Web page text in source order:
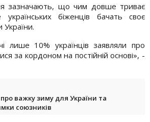
зазначають, що чим довше триває
біженців бачать своє
лише 10% українців заявляли про
за кордоном на постійній основі», -
важку зиму для України та
союзників